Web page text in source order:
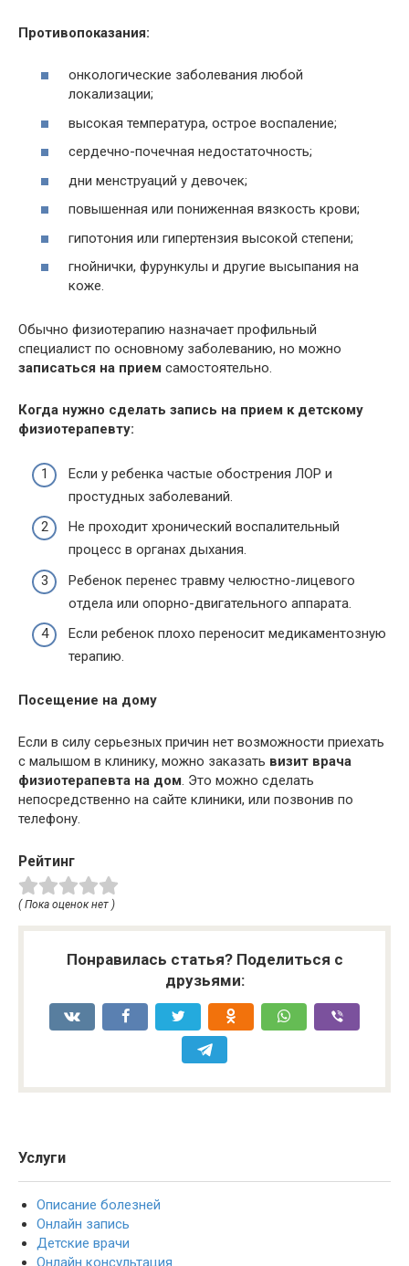
Противопоказания:
онкологические заболевания любой
локализации;
высокая температура, острое воспаление;
сердечно-почечная недостаточность;
дни менструаций у девочек;
повышенная или пониженная вязкость крови;
гипотония или гипертензия высокой степени;
гнойнички, фурункулы и другие высыпания на
коже.
Обычно физиотерапию назначает профильный
специалист по основному заболеванию, но можно
записаться на прием самостоятельно.
Когда нужно сделать запись на прием к детскому
физиотерапевту:
Если у ребенка частые обострения ЛОР и
простудных заболеваний.
Не проходит хронический воспалительный
процесс в органах дыхания.
Ребенок перенес травму челюстно-лицевого
отдела или опорно-двигательного аппарата.
Если ребенок плохо переносит медикаментозную
терапию.
Посещение на дому
Если в силу серьезных причин нет возможности приехать
с малышом в клинику, можно заказать визит врача
физиотерапевта на дом. Это можно сделать
непосредственно на сайте клиники, или позвонив по
телефону.
Рейтинг
( Пока оценок нет )
Понравилась статья? Поделиться с
друзьями:
Услуги
Описание болезней
Онлайн запись
Детские врачи
Онлайн консультация